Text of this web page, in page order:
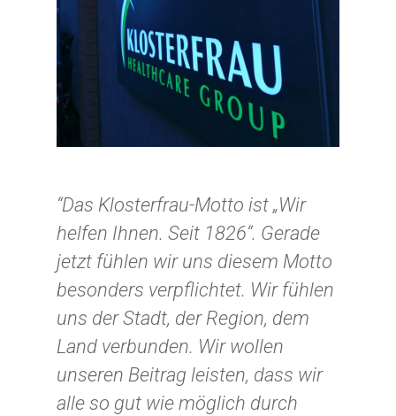
“Das Klosterfrau-Motto ist „Wir
helfen Ihnen. Seit 1826“. Gerade
jetzt fühlen wir uns diesem Motto
besonders verpflichtet. Wir fühlen
uns der Stadt, der Region, dem
Land verbunden. Wir wollen
unseren Beitrag leisten, dass wir
alle so gut wie möglich durch
Start
Privatpersonen
Gutes tun
Unerkannt Gutes tun
Unterstützen Sie unsere
Unternehmen
Gutes tun
Eigene Aktion
Mit besonderen Anlässen
Erfüllen Sie
Projektwünsche